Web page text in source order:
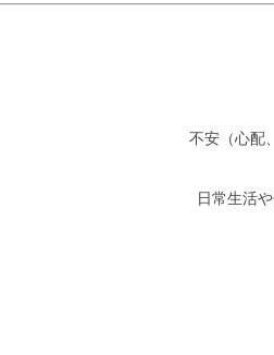
不安（心配
日常生活